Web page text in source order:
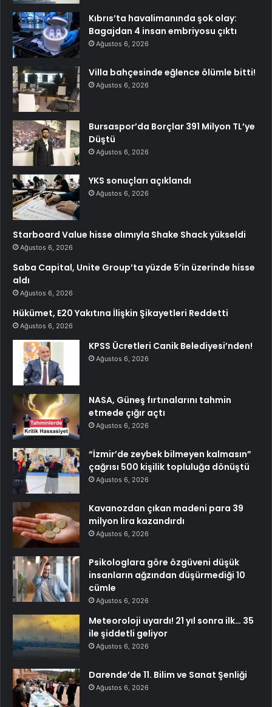
Kıbrıs’ta havalimanında şok olay:
Bagajdan 4 insan embriyosu çıktı
Ağustos 6, 2026
Villa bahçesinde eğlence ölümle bitti!
Ağustos 6, 2026
Bursaspor’da Borçlar 391 Milyon TL’ye
Düştü
Ağustos 6, 2026
YKS sonuçları açıklandı
Ağustos 6, 2026
Starboard Value hisse alımıyla Shake Shack yükseldi
Ağustos 6, 2026
Saba Capital, Unite Group’ta yüzde 5’in üzerinde hisse
aldı
Ağustos 6, 2026
Hükümet, E20 Yakıtına İlişkin Şikayetleri Reddetti
Ağustos 6, 2026
KPSS Ücretleri Canik Belediyesi’nden!
Ağustos 6, 2026
NASA, Güneş fırtınalarını tahmin
etmede çığır açtı
Ağustos 6, 2026
“İzmir’de zeybek bilmeyen kalmasın”
çağrısı 500 kişilik topluluğa dönüştü
Ağustos 6, 2026
Kavanozdan çıkan madeni para 39
milyon lira kazandırdı
Ağustos 6, 2026
Psikologlara göre özgüveni düşük
insanların ağzından düşürmediği 10
cümle
Ağustos 6, 2026
Meteoroloji uyardı! 21 yıl sonra ilk… 35
ile şiddetli geliyor
Ağustos 6, 2026
Darende’de 11. Bilim ve Sanat Şenliği
Ağustos 6, 2026